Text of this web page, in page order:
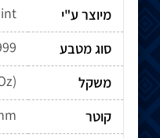
מיוצר ע"י
סוג מטבע
משקל
קוטר